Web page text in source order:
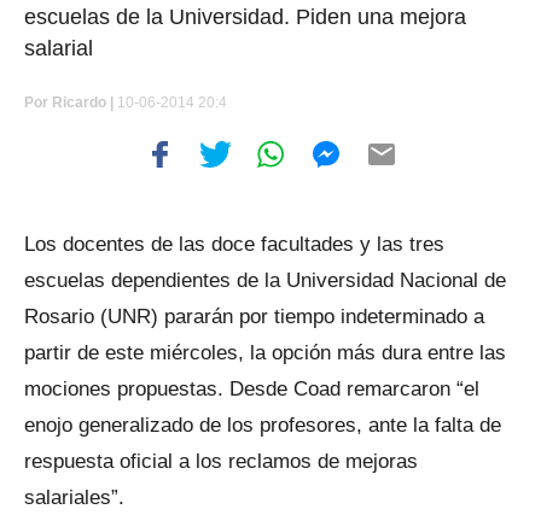
escuelas de la Universidad. Piden una mejora
salarial
Por Ricardo | 10-06-2014 20:4
Los docentes de las doce facultades y las tres
escuelas dependientes de la Universidad Nacional de
Rosario (UNR) pararán por tiempo indeterminado a
partir de este miércoles, la opción más dura entre las
mociones propuestas. Desde Coad remarcaron “el
enojo generalizado de los profesores, ante la falta de
respuesta oficial a los reclamos de mejoras
salariales”.